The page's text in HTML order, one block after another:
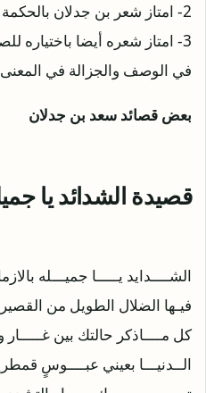
2- امتاز شعر بن جدلان بالحكمة والكلاسيكية المفردة .
3- امتاز شعره أيضا باختياره
في الوصف والجزالة في
بعض قصائد سعد بن جدلان
قصيدة الشدائد يا
الشــــدايد يـــــا جميـــله
فيـها الضلال الطويل من القصير
كل مــــاذكر حالتك بين
الــدنيـــا بعيني عبــــوسٍ